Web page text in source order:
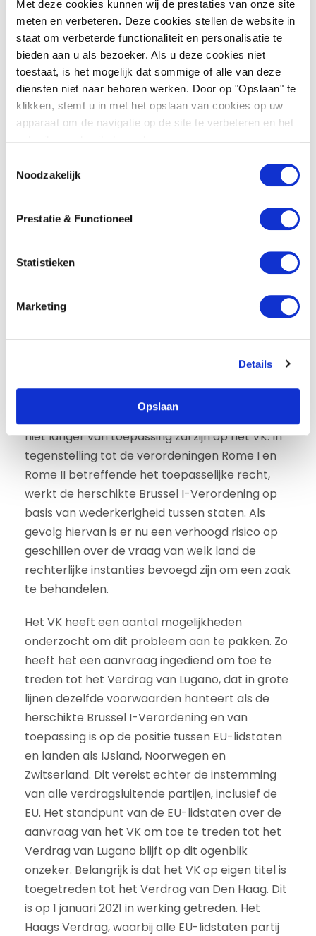
Met deze cookies kunnen wij de prestaties van onze site
meten en verbeteren. Deze cookies stellen de website in
staat om verbeterde functionaliteit en personalisatie te
bieden aan u als bezoeker. Als u deze cookies niet
toestaat, is het mogelijk dat sommige of alle van deze
diensten niet naar behoren werken. Door op "Opslaan" te
klikken, stemt u in met het opslaan van cookies op uw
apparaat om de navigatie op de site te verbeteren en het
c
Noodzakelijk
Prestatie & Functioneel
Statistieken
Marketing
Details
Opslaan
algemeen op dezelfde wijze als voorheen blijven
toepassen.
Rechterlijke bevoegdheid
Binnen de EU zijn de regels over welke rechter
van welk land bevoegd is hoofdzakelijk
vastgelegd in de herschikte Brussel I-
bepalen van de bevoegdheid en het vermijden
van meerdere procedures in verschillende EU-
landen. In het algemeen geldt dat wanneer
partijen zijn overeengekomen dat de
lidstaat bevoegd zijn, die rechterlijke instantie
terugtrekkingsakkoord blijven de regels van de
rechterlijke bevoegdheid ten aanzien van het
VK van toepassing op procedures die vóór het
Afgezien van deze overgangsregeling is het
uitgangspunt dat deze internationale regeling
niet langer van toepassing zal zijn op het VK. In
tegenstelling tot de verordeningen Rome I en
Rome II betreffende het toepasselijke recht,
werkt de herschikte Brussel I-Verordening op
basis van wederkerigheid tussen staten. Als
gevolg hiervan is er nu een verhoogd risico op
geschillen over de vraag van welk land de
rechterlijke instanties bevoegd zijn om een zaak
te behandelen.
Het VK heeft een aantal mogelijkheden
onderzocht om dit probleem aan te pakken. Zo
heeft het een aanvraag ingediend om toe te
treden tot het Verdrag van Lugano, dat in grote
lijnen dezelfde voorwaarden hanteert als de
herschikte Brussel I-Verordening en van
toepassing is op de positie tussen EU-lidstaten
en landen als IJsland, Noorwegen en
Zwitserland. Dit vereist echter de instemming
van alle verdragsluitende partijen, inclusief de
EU. Het standpunt van de EU-lidstaten over de
aanvraag van het VK om toe te treden tot het
Verdrag van Lugano blijft op dit ogenblik
onzeker. Belangrijk is dat het VK op eigen titel is
toegetreden tot het Verdrag van Den Haag. Dit
is op 1 januari 2021 in werking getreden. Het
Haags Verdrag, waarbij alle EU-lidstaten partij